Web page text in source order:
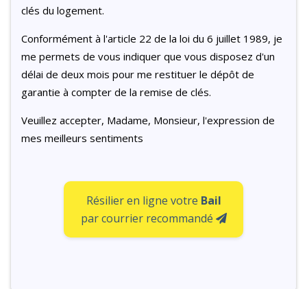
clés du logement.
Conformément à l'article 22 de la loi du 6 juillet 1989, je
me permets de vous indiquer que vous disposez d'un
délai de deux mois pour me restituer le dépôt de
garantie à compter de la remise de clés.
Veuillez accepter, Madame, Monsieur, l'expression de
mes meilleurs sentiments
Résilier en ligne votre Bail
par courrier recommandé